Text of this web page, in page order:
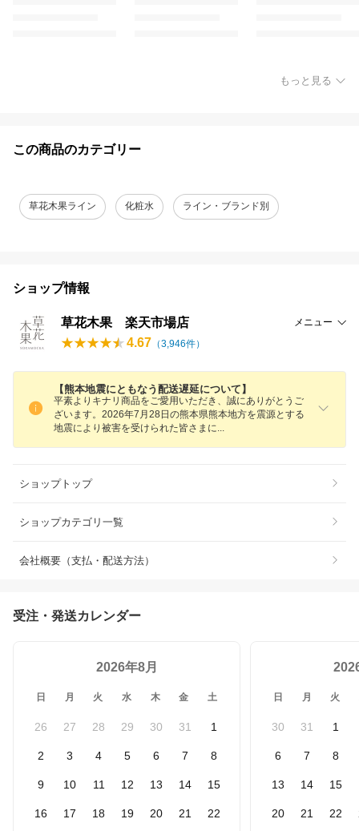
もっと見る
この商品のカテゴリー
草花木果ライン 化粧水 ライン・ブランド別
ショップ情報
草花木果 楽天市場店 メニュー
4.67 （3,946件）
【熊本地震にともなう配送遅延について】
平素よりキナリ商品をご愛用いただき、誠にありがとうご
ざいます。2026年7月28日の熊本県熊本地方を震源とする
地震により被害を受けられた皆さま に
ショップトップ
ショップカテゴリ一覧
会社概要（支払・配送方法）
受注・発送カレンダー
2026年8月
日 月 火 水 木 金 土
26 27 28 29 30 31 1
2 3 4 5 6 7 8
9 10 11 12 13 14 15
16 17 18 19 20 21 22
日 月 火
30 31 1
6 7 8
13 14 15
20 21 22